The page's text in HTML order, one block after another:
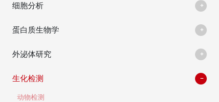
细胞分析
蛋白质生物学
外泌体研究
生化检测
动物检测